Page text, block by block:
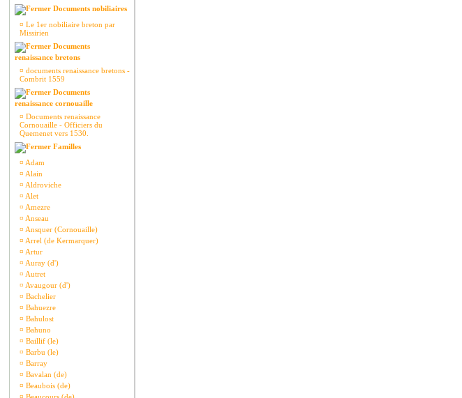
Documents nobiliaires
¤ Le 1er nobiliaire breton par
Missirien
Documents
renaissance bretons
¤ documents renaissance bretons -
Combrit 1559
Documents
renaissance cornouaille
¤ Documents renaissance
Cornouaille - Officiers du
Quemenet vers 1530.
Familles
¤ Adam
¤ Alain
¤ Aldroviche
¤ Alet
¤ Amezre
¤ Anseau
¤ Ansquer (Cornouaille)
¤ Arrel (de Kermarquer)
¤ Artur
¤ Auray (d')
¤ Autret
¤ Avaugour (d')
¤ Bachelier
¤ Bahuezre
¤ Bahulost
¤ Bahuno
¤ Baillif (le)
¤ Barbu (le)
¤ Barray
¤ Bavalan (de)
¤ Beaubois (de)